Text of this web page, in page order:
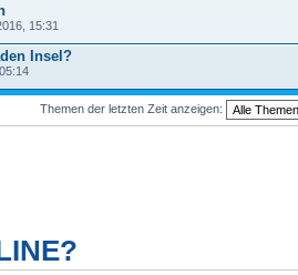
15:31
Insel?
Themen der letzten Zeit anzeigen: